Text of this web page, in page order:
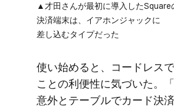
▲才田さんが​最初に​導入した​Square
決済端末は、​イアホンジャックに​
差し込むタイプだった
使い​始めると、​コードレス
ことの​利便性に​気づいた。​
意外と​テーブルで​カード決